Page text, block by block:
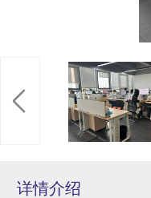
详情介绍